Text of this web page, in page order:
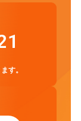
す。